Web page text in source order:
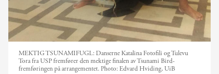
MEKTIG TSUNAMIFUGL: Danserne Katalina Fotofili og Tulevu
Tora fra USP fremfører den mektige finalen av Tsunami Bird-
fremføringen på arrangementet. Photo:Edvard Hviding, UiB